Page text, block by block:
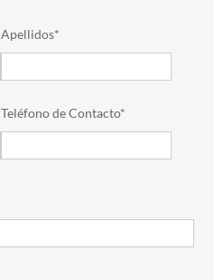
Apellidos*
Teléfono de Contacto*